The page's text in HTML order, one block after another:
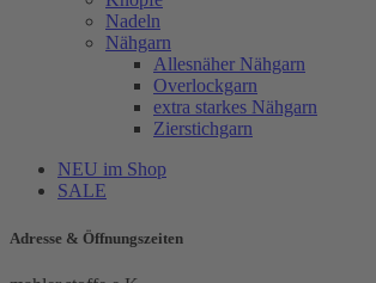
Nadeln
Nähgarn
Allesnäher Nähgarn
Overlockgarn
extra starkes Nähgarn
Zierstichgarn
NEU im Shop
SALE
Adresse & Öffnungszeiten